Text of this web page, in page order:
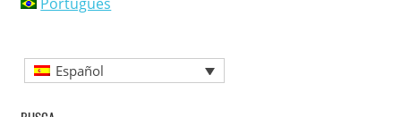
Español